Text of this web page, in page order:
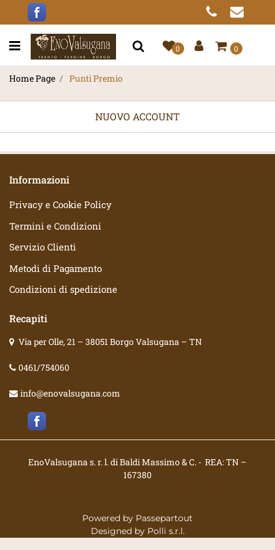
Open menu 0 0
Home Page Punti Premio
NUOVO ACCOUNT
Informazioni
Privacy e Cookie Policy
Termini e Condizioni
Servizio Clienti
Metodi di Pagamento
Condizioni di spedizione
Recapiti
Via per Olle, 21 – 38051 Borgo Valsugana – TN
0461/754060
info@enovalsugana.com
EnoValsugana s. r. l. di Baldi Massimo & C. - REA: TN –
167380
Powered by Passepartout
Designed by Polli s.r.l.